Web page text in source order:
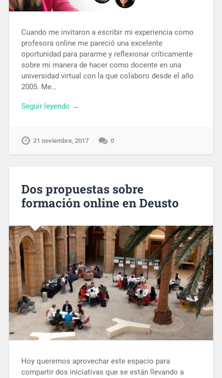
Cuando me invitaron a escribir mi experiencia como
profesora online me pareció una excelente
oportunidad para pararme y reflexionar críticamente
sobre mi manera de hacer como docente en una
universidad virtual con la que colaboro desde el año
2005. Me…
Seguir leyendo →
21 noviembre, 2017 0
Dos propuestas sobre
formación online en Deusto
Hoy queremos aprovechar este espacio para
compartir dos iniciativas que se están llevando a